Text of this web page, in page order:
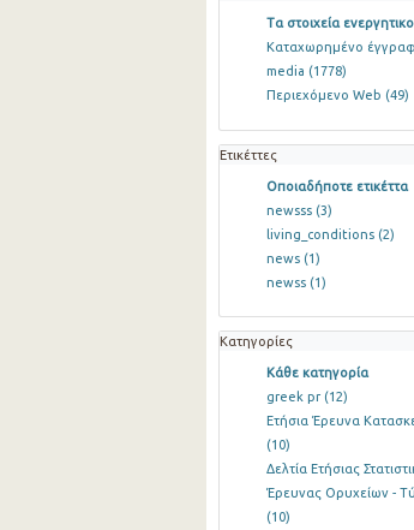
Τα στοιχεία
Καταχωρημένο
media (1778)
Περιεχόμενο Web (49)
Ετικέττες
Οποιαδήποτε ετικέττα
newsss (3)
living_conditions (2)
news (1)
newss (1)
Κατηγορίες
Κάθε κατηγορία
greek pr (12)
Ετήσια Έρευνα
(10)
Δελτία Ετήσιας
Έρευνας Ορυχείων -
(10)